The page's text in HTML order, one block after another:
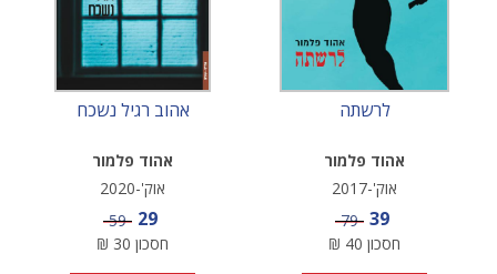
לרשתה
אהוד פלמור
אוק'-2017
מחיר מבצע
39 מחיר
79
חסכון 40
₪
אהוב רגיל נשכח
אהוד פלמור
אוק'-2020
מחיר מבצע
29 מחיר
59
חסכון 30
₪